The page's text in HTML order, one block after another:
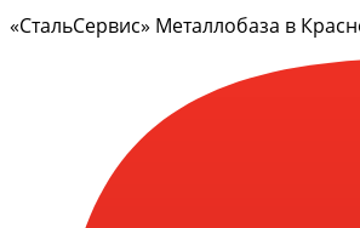
«СтальСервис» Металлобаза в